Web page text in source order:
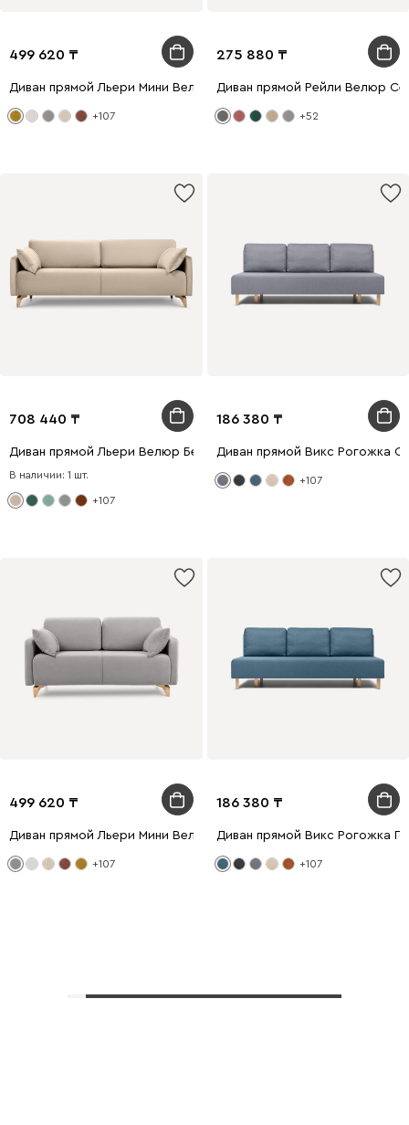
499 620
Диван прямой Льери Мини Велюр Горчичный
+107
275 880
Диван прямой Рейли Велюр
+52
708 440
Диван прямой Льери Велюр Бежевый
В наличии: 1 шт.
+107
186 380
Диван прямой Викс Рогожка
+107
499 620
Диван прямой Льери Мини Велюр Светло-серый
+107
186 380
Диван прямой Викс Рогожка
+107